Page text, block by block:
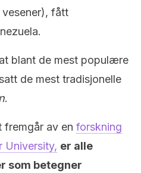
fått
blant de mest populære
de mest tradisjonelle
.
fremgår av en forskning
University, er alle
som betegner